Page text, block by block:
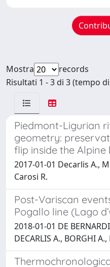
Mostra
records
Risultati 1 - 3 di 3 (tempo
Piedmont-Ligurian
geometry:
flip inside the Alpine
2017-01-01 Decarlis A.,
Carosi R.
Post-Variscan
Pogallo line (Lago
2018-01-01 DE
DECARLIS A., BORGHI